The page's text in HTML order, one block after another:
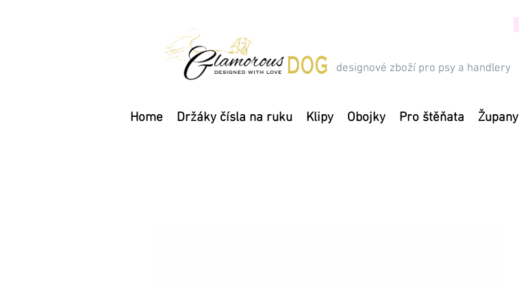
designové zboží pro psy a handlery
Home Držáky čísla na ruku Klipy Obojky Pro štěňata Župany